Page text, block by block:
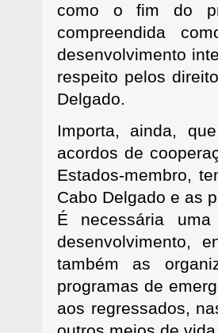
como o fim do
compreendida
desenvolvimento
respeito pelos
Delgado.
Importa, ainda,
acordos de
Estados-membro,
Cabo Delgado e as
É necessária uma
desenvolvimento,
também as
programas de
aos regressados,